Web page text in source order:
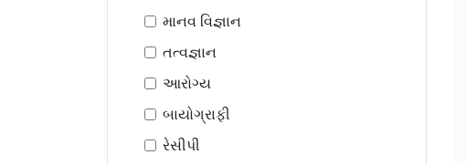
માનવ વિજ્ઞાન
તત્વજ્ઞાન
આરોગ્ય
બાયોગ્રાફી
રેસીપી